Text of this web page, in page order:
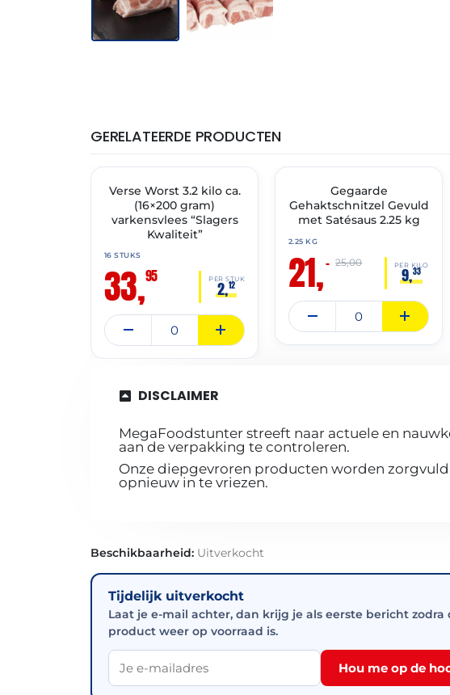
GERELATEERDE PRODUCTEN
✓ VAST ASSORTIMENT
Verse Worst 3.2 kilo ca.
(16×200 gram)
varkensvlees “Slagers
Kwaliteit”
16 STUKS
33,95 PER STUK
2,12
🔥 OP=OPGegaarde
Gehaktschnitzel Gevuld
met Satésaus 2.25 kg
2.25 KG
21,– PER KILO
9,33
25,00
DISCLAIMER
MegaFoodstunter streeft naar actuele en
aan de verpakking te controleren.
Onze diepgevroren producten worden
opnieuw in te vriezen.
Beschikbaarheid: Uitverkocht
Tijdelijk uitverkocht
Laat je e-mail achter, dan krijg je als eerste bericht zodra
product weer op voorraad is.
Hou me op de